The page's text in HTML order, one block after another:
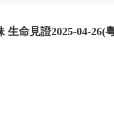
命見證2025-04-26(